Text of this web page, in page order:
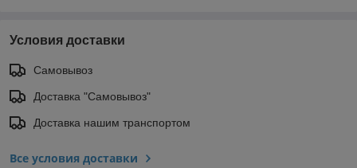
Условия доставки
Самовывоз
Доставка "Самовывоз"
Доставка нашим транспортом
Все условия доставки